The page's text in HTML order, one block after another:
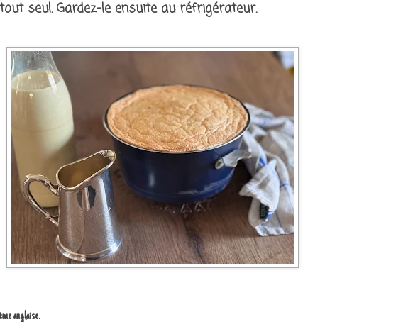
seul. Gardez-le ensuite au réfrigérateur.
anglaise.